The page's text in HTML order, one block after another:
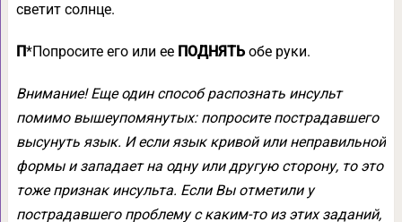
светит солнце.
П*Попросите его или ее ПОДНЯТЬобе руки.
Внимание! Еще один способ распознать инсульт
помимо вышеупомянутых: попросите пострадавшего
высунуть язык. И если язык кривой или неправильной
формы и западает на одну или другую сторону, то это
тоже признак инсульта. Если Вы отметили у
пострадавшего проблему с каким-то из этих заданий,